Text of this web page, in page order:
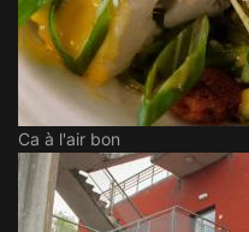
Ca à l'air bon